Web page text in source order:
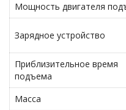
Мощность двигателя
Зарядное устройство
Приблизительное время
подъема
Масса